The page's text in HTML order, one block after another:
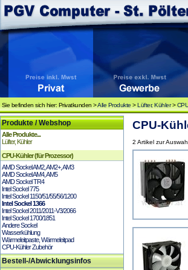
Sie befinden sich hier: Privatkunden >Alle Produkte >Lüfter, Kühler>
Produkte / Webshop
Alle Produkte...
Lüfter, Kühler
CPU-Kühler (für Prozessor)
AMD Sockel AM2, AM2+, AM3
AMD Sockel AM4, AM5
AMD Sockel TR4
Intel Sockel 775
Intel Sockel 1150/51/55/56/1200
Intel Sockel 1366
Intel Sockel 2011/2011-V3/2066
Intel Sockel 1700/1851
Andere Sockel
Wasserkühlung
Wärmeleitpaste, Wärmeleitpad
CPU-Kühler Zubehör
Bestell-/Abwicklungsinfos
CPU-
2 Artikel zur